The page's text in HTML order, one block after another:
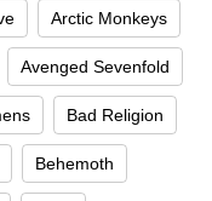
Arctic Monkeys
Avenged Sevenfold
Bad Religion
Behemoth